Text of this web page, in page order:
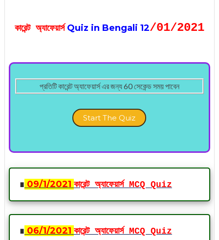
কারেন্ট অ্যাফেয়ার্সQuiz in Bengali 12/01/2021
প্রতিটি কারেন্ট অ্যাফেয়ার্স এর জন্য 60 সেকেন্ড সময় পাবেন
Start The Quiz
∎ 09/1/2021 কারেন্ট অ্যাফেয়ার্স MCQ Quiz
∎ 06/1/2021 কারেন্ট অ্যাফেয়ার্স MCQ Quiz